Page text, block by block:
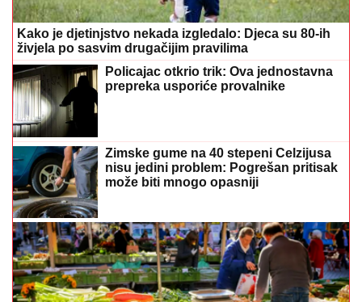
Kako je djetinjstvo nekada izgledalo: Djeca su 80-ih
živjela po sasvim drugačijim pravilima
Policajac otkrio trik: Ova jednostavna
prepreka usporiće provalnike
Zimske gume na 40 stepeni Celzijusa
nisu jedini problem: Pogrešan pritisak
može biti mnogo opasniji